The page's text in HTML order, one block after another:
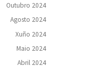
Outubro 2024
Agosto 2024
Xuño 2024
Maio 2024
Abril 2024